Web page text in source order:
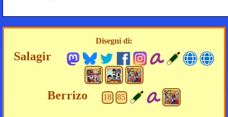
Disegni di:
Salagir
Berrizo 18 85